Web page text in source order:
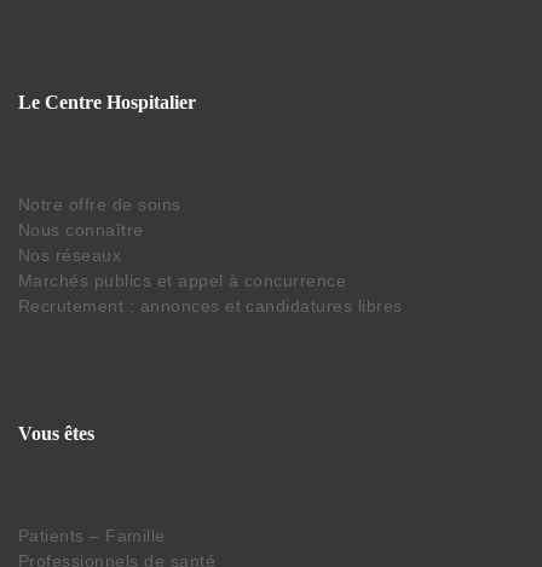
Le Centre Hospitalier
Notre offre de soins
Nous connaître
Nos réseaux
Marchés publics et appel à concurrence
Recrutement : annonces et candidatures libres
Vous êtes
Patients – Famille
Professionnels de santé